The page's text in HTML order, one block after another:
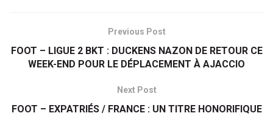
Previous Post
FOOT – LIGUE 2 BKT : DUCKENS NAZON DE RETOUR CE
WEEK-END POUR LE DÉPLACEMENT À AJACCIO
Next Post
FOOT – EXPATRIÉS / FRANCE : UN TITRE HONORIFIQUE